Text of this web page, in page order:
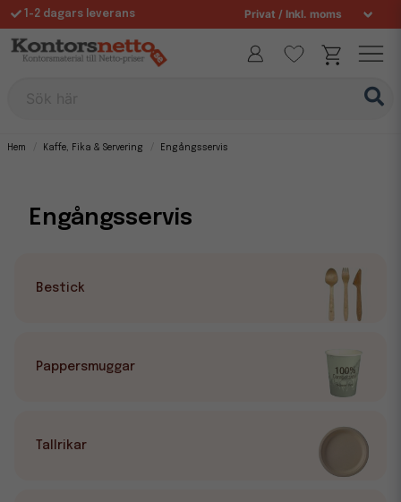
Fri frakt över 995 kr
Hem Kaffe, Fika & Servering Engångsservis
Engångsservis
Bestick
Pappersmuggar
Tallrikar